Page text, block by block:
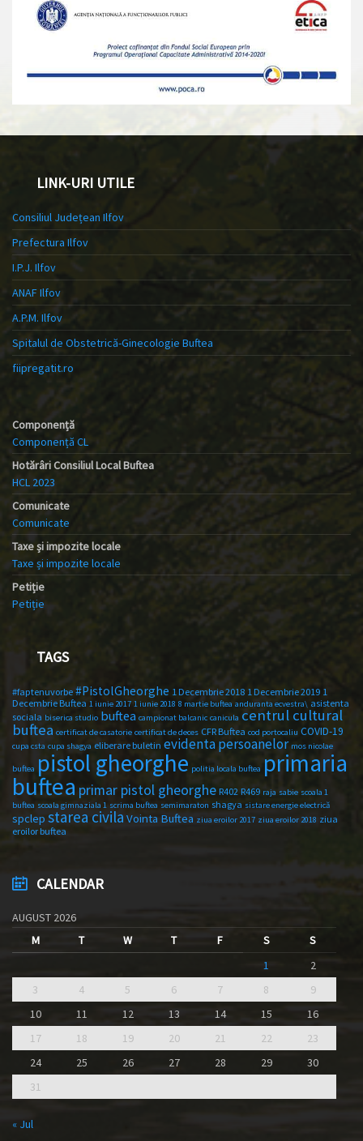
LINK-URI UTILE
Consiliul Județean Ilfov
Prefectura Ilfov
I.P.J. Ilfov
ANAF Ilfov
A.P.M. Ilfov
Spitalul de Obstetrică-Ginecologie Buftea
fiipregatit.ro
Componență
Componență CL
Hotărâri Consiliul Local Buftea
HCL 2023
Comunicate
Comunicate
Taxe și impozite locale
Taxe și impozite locale
Petiție
Petiție
TAGS
#faptenuvorbe #PistolGheorghe 1 Decembrie 2018 1 Decembrie 2019 1
Decembrie Buftea 1 iunie 2017 1 iunie 2018 8 martie buftea anduranta ecvestra\ asistenta
sociala biserica studio buftea campionat balcanic canicula centrul cultural
buftea certificat de casatorie certificat de deces CFR Buftea cod portocaliu COVID-19
cupa csta cupa shagya eliberare buletin evidenta persoanelor mos nicolae
buftea pistol gheorghe politia locala buftea primaria
buftea primar pistol gheorghe R402 R469 raja sabie scoala 1
buftea scoala gimnaziala 1 scrima buftea semimaraton shagya sistare energie electrică
spclep starea civila Vointa Buftea ziua eroilor 2017 ziua eroilor 2018 ziua
eroilor buftea
CALENDAR
AUGUST 2026
M
T W T F S
S
1
2
3
4 5 6 7 8
9
10
11 12 13 14 15
16
17
18 19 20 21 22
23
24
25 26 27 28 29
30
31
« Jul